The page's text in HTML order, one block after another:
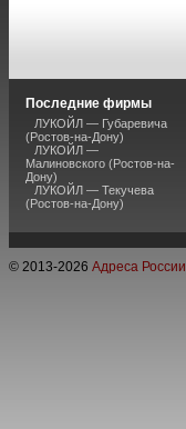
Последние фирмы
ЛУКОЙЛ — Губаревича
(Ростов-на-Дону)
ЛУКОЙЛ —
Малиновского (Ростов-на-
Дону)
ЛУКОЙЛ — Текучева
(Ростов-на-Дону)
© 2013-2026 Адреса России